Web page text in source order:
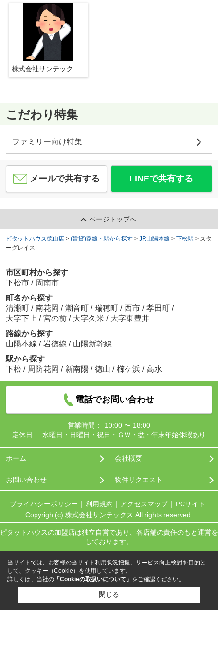
株式会社サンテックス
こだわり特集
ファミリー向け特集
メールで共有する LINEで共有する
ページトップへ
ピタットハウス徳山店 > (賃貸)路線・駅から探す > JR山陽本線 > 下松駅 > スタ
ーグレイス
市区町村から探す
下松市 / 周南市
町名から探す
清瀬町 / 南花岡 / 潮音町 / 瑞穂町 / 西市 / 孝田町 /
大字下上 / 宮の前 / 大字久米 / 大字東豊井
路線から探す
山陽本線 / 岩徳線 / 山陽新幹線
駅から探す
下松 / 周防花岡 / 新南陽 / 徳山 / 櫛ケ浜 / 高水
電話でお問い合わせ
営業時間：
10:00 〜 18:00
定休日：
水曜日・日曜日・祝日・ＧＷ・盆・年末年始休暇あり
ホーム 会社概要
お問い合わせ 物件リクエスト
プライバシーポリシー 利用規約 アクセスマップ
PCサイト
Copyright(c) 株式会社サンテックス All rights reserved.
ピタットハウスの加盟店は独立自営であり、各店舗の責任のもと運営を
しております。
当サイトでは、お客様の当サイト利用状況把握、サービス向上検討を目的と
して、クッキー（Cookie）を使用しています。
詳しくは、当社の 「Cookieの取扱いについて」 をご確認ください。
閉じる